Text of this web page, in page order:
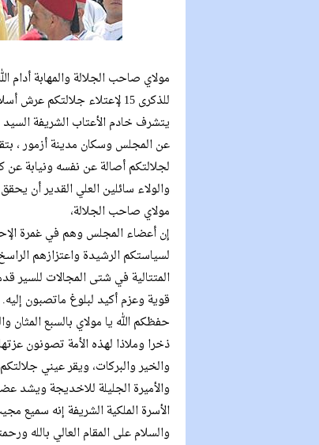
مولاي صاحب الجلالة والمهابة أدام
للذكرى 15 لإعتلاء جلالتكم عرش أسلافكم المنعمين.
يتشرف خادم الأعتاب الشريفة
عن المجلس وسكان مدينة أزمور ،
لجلالتكم أصالة عن نفسه ونيابة
والولاء سائلين العلي القدير أن
مولاي صاحب الجلالة،
إن أعضاء المجلس وهم في غمرة
لسياستكم الرشيدة واعتزازهم
المتتالية في شتى المجالات للسير
قوية وعزم أكيد لبلوغ ماتصبون إليه.
حفظكم الله يا مولاي بالسبع المثان
ذخرا وملاذا لهذه الأمة تصونون
والخير والبركات، ويقر عيني
والأميرة الجليلة للاخديجة ويشد
الأسرة الملكية الشريفة إنه سميع
والسلام على المقام العالي بالله